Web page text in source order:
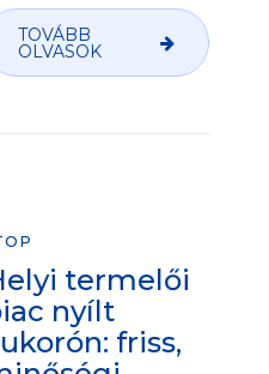
TOVÁBB
OLVASOK
termelői
nyílt
friss,